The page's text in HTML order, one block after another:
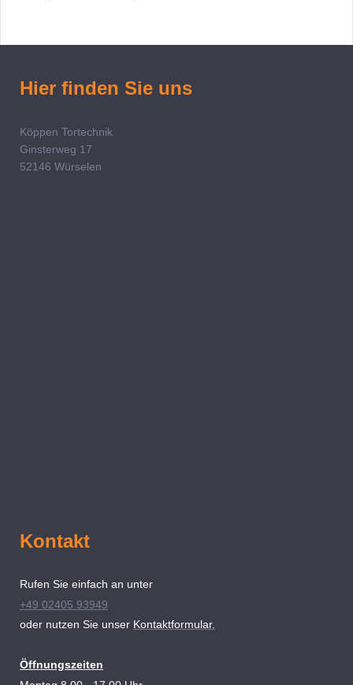
Hier finden Sie uns
Köppen Tortechnik
Ginsterweg 17
52146 Würselen
Kontakt
Rufen Sie einfach an unter
+49 02405 93949
oder nutzen Sie unser Kontaktformular.
Öffnungszeiten